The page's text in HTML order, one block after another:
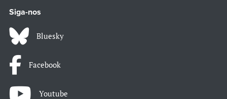
Siga-nos
Bluesky
Facebook
Youtube